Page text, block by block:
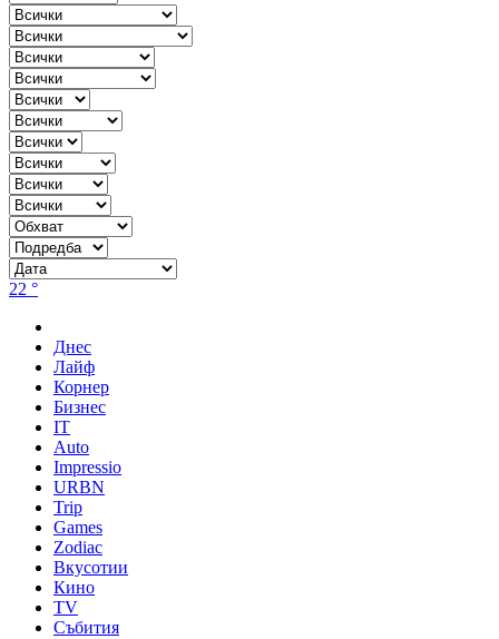
22 °
Днес
Лайф
Корнер
Бизнес
IT
Auto
Impressio
URBN
Trip
Games
Zodiac
Вкусотии
Кино
TV
Събития